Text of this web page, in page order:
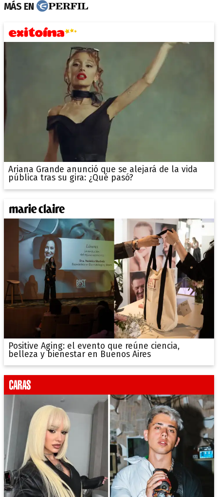
MÁS EN
Ariana Grande anunció que se alejará de la vida
pública tras su gira: ¿Qué pasó?
Positive Aging: el evento que reúne ciencia,
belleza y bienestar en Buenos Aires